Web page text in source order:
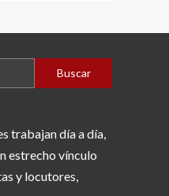
trabajan día a día,
estrecho vínculo
y locutores,